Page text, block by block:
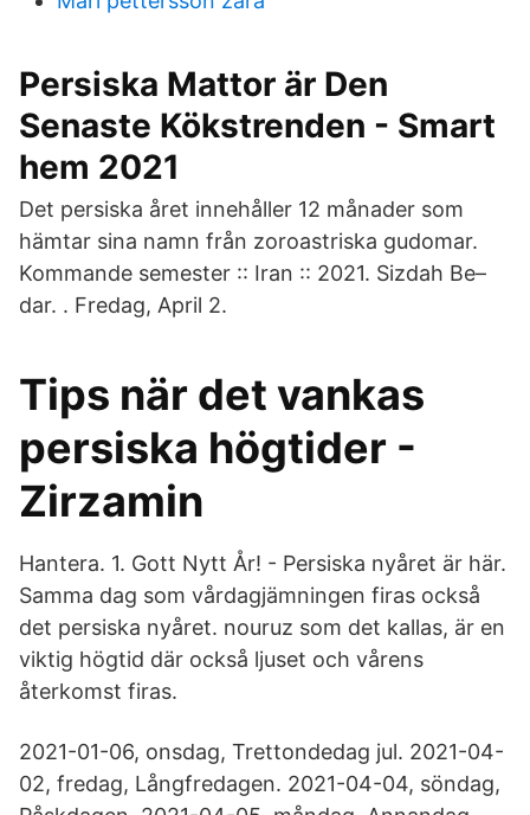
Persiska Mattor är Den
Senaste Kökstrenden - Smart
hem 2021
Det persiska året innehåller 12 månader som
hämtar sina namn från zoroastriska gudomar.
Kommande semester :: Iran :: 2021. Sizdah Be–
dar. . Fredag, April 2.
Tips när det vankas
persiska högtider -
Zirzamin
Hantera. 1. Gott Nytt År! - Persiska nyåret är här.
Samma dag som vårdagjämningen firas också
det persiska nyåret. nouruz som det kallas, är en
viktig högtid där också ljuset och vårens
återkomst firas.
2021-01-06, onsdag, Trettondedag jul. 2021-04-
02, fredag, Långfredagen. 2021-04-04, söndag,